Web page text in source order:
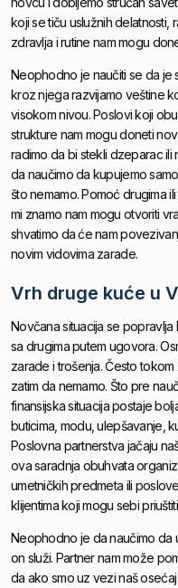
koji se tiču uslužnih delatnosti,
zdravlja i rutine nam mogu
Neophodno je naučiti se da je
kroz njega razvijamo veštine
visokom nivou. Poslovi koji
strukture nam mogu doneti
radimo da bi stekli dzeparac ili
da naučimo da kupujemo
što nemamo. Pomoć drugima
mi znamo nam mogu otvoriti
shvatimo da će nam
novim vidovima zarade.
Vrh druge kuće u
Novčana situacija se
sa drugima putem ugovora.
zarade i trošenja. Često
zatim da nemamo. Što pre
finansijska situacija postaje
buticima, modu, ulepšavanje,
Poslovna partnerstva jačaju
ova saradnja obuhvata
umetničkih predmeta ili
klijentima koji mogu sebi
Neophodno je da naučimo da
on služi. Partner nam može
da ako smo uz vezi naš